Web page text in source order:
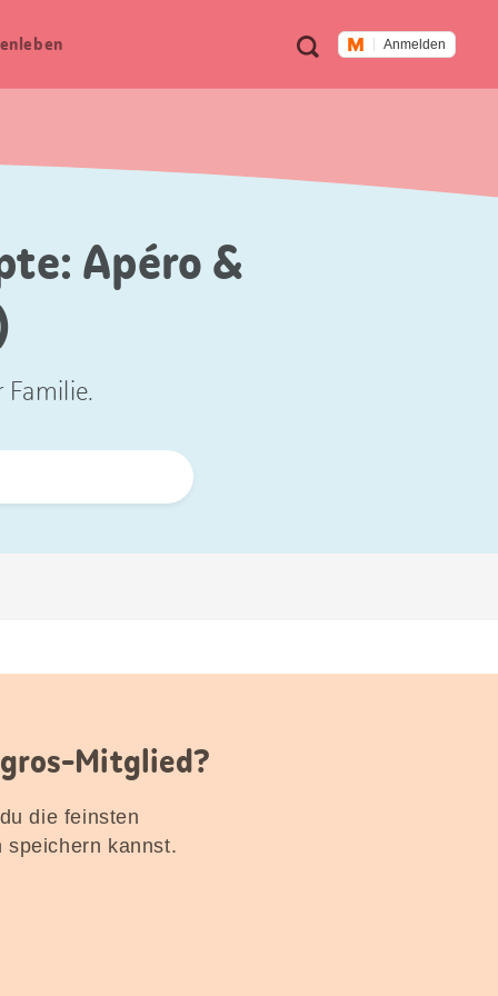
Meta
Navigation
Suche Anmelden
Apéro &
Familie.
Mitglied?
die feinsten
speichern kannst.